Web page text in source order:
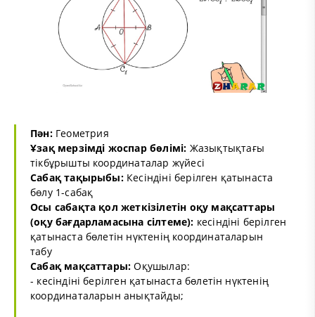
Пән:Геометрия
Ұзақ мерзімді жоспар бөлімі: Жазықтықтағы
тікбұрышты координаталар жүйесі
Сабақ тақырыбы:Кесіндіні берілген қатынаста
бөлу 1-сабақ
Осы сабақта қол жеткізілетін оқу мақсаттары
(оқу бағдарламасына сілтеме): кесіндіні берілген
қатынаста бөлетін нүктенің координаталарын
табу
Сабақ мақсаттары: Оқушылар:
- кесіндіні берілген қатынаста бөлетін нүктенің
координаталарын анықтайды;